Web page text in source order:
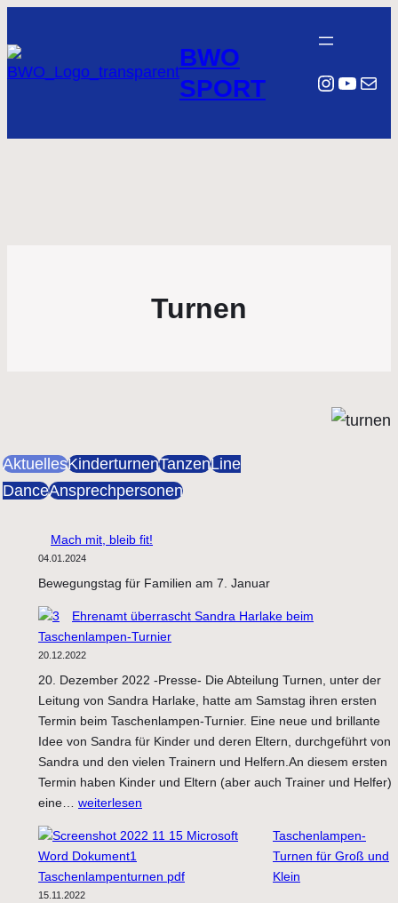
BWO
SPORT
E-Mail
Turnen
AktuellesKinderturnenTanzenLine
DanceAnsprechpersonen
Mach mit, bleib fit!
04.01.2024
Bewegungstag für Familien am 7. Januar
Ehrenamt überrascht Sandra Harlake beim
Taschenlampen-Turnier
20.12.2022
20. Dezember 2022 -Presse- Die Abteilung Turnen, unter der
Leitung von Sandra Harlake, hatte am Samstag ihren ersten
Termin beim Taschenlampen-Turnier. Eine neue und brillante
Idee von Sandra für Kinder und deren Eltern, durchgeführt von
Sandra und den vielen Trainern und Helfern.An diesem ersten
Termin haben Kinder und Eltern (aber auch Trainer und Helfer)
eine… Ehrenamt
Sandra
Harlake
beim
weiterlesen
Taschenlampen-
Turnen für Groß und
Klein
15.11.2022